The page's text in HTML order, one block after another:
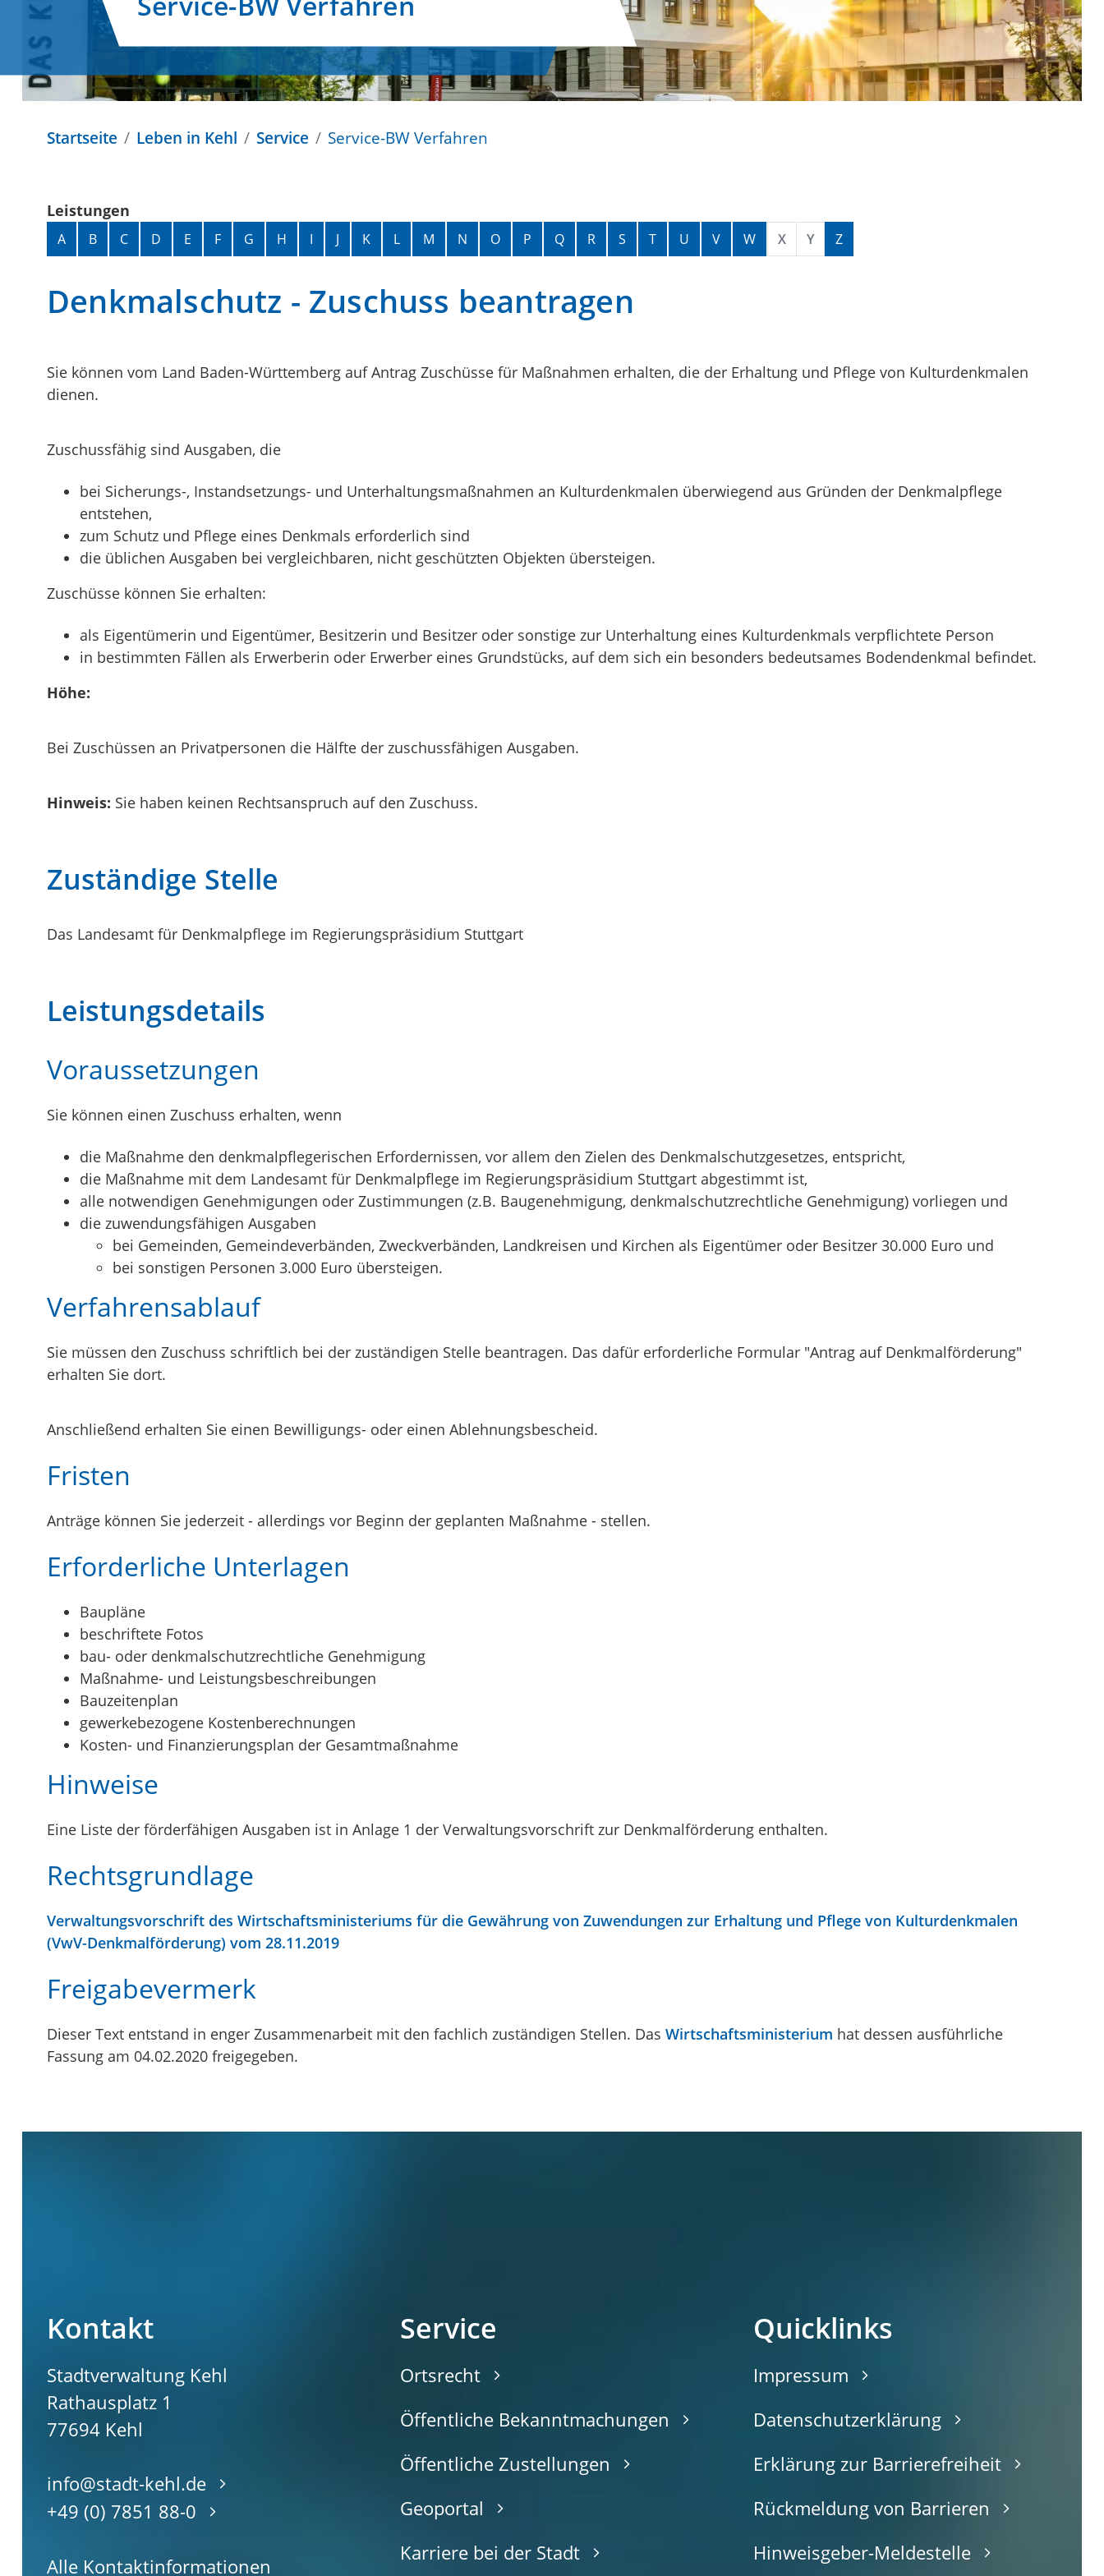
Startseite Leben in Kehl Service Service-BW Verfahren
Leistungen
Alphabetisches Register überspringen
A B C D E F G H I J K L M N O P Q R S T U V W X Y Z
Denkmalschutz - Zuschuss beantragen
Sie können vom Land Baden-Württemberg auf Antrag Zuschüsse für Maßnahmen erhalten, die der Erhaltung und Pflege von Kulturdenkmalen
dienen.
Zuschussfähig sind Ausgaben, die
bei Sicherungs-, Instandsetzungs- und Unterhaltungsmaßnahmen an Kulturdenkmalen überwiegend aus Gründen der Denkmalpflege
entstehen,
zum Schutz und Pflege eines Denkmals erforderlich sind
die üblichen Ausgaben bei vergleichbaren, nicht geschützten Objekten übersteigen.
Zuschüsse können Sie erhalten:
als Eigentümerin und Eigentümer, Besitzerin und Besitzer oder sonstige zur Unterhaltung eines Kulturdenkmals verpflichtete Person
in bestimmten Fällen als Erwerberin oder Erwerber eines Grundstücks, auf dem sich ein besonders bedeutsames Bodendenkmal befindet.
Höhe:
Bei Zuschüssen an Privatpersonen die Hälfte der zuschussfähigen Ausgaben.
Hinweis: Sie haben keinen Rechtsanspruch auf den Zuschuss.
Zuständige Stelle
Das Landesamt für Denkmalpflege im Regierungspräsidium Stuttgart
Leistungsdetails
Voraussetzungen
Sie können einen Zuschuss erhalten, wenn
die Maßnahme den denkmalpflegerischen Erfordernissen, vor allem den Zielen des Denkmalschutzgesetzes, entspricht,
die Maßnahme mit dem Landesamt für Denkmalpflege im Regierungspräsidium Stuttgart abgestimmt ist,
alle notwendigen Genehmigungen oder Zustimmungen (z.B. Baugenehmigung, denkmalschutzrechtliche Genehmigung) vorliegen und
die zuwendungsfähigen Ausgaben
bei Gemeinden, Gemeindeverbänden, Zweckverbänden, Landkreisen und Kirchen als Eigentümer oder Besitzer 30.000 Euro und
bei sonstigen Personen 3.000 Euro übersteigen.
Verfahrensablauf
Sie müssen den Zuschuss schriftlich bei der zuständigen Stelle beantragen. Das dafür erforderliche Formular "Antrag auf Denkmalförderung"
erhalten Sie dort.
Anschließend erhalten Sie einen Bewilligungs- oder einen Ablehnungsbescheid.
Fristen
Anträge können Sie jederzeit - allerdings vor Beginn der geplanten Maßnahme - stellen.
Erforderliche Unterlagen
Baupläne
beschriftete Fotos
bau- oder denkmalschutzrechtliche Genehmigung
Maßnahme- und Leistungsbeschreibungen
Bauzeitenplan
gewerkebezogene Kostenberechnungen
Kosten- und Finanzierungsplan der Gesamtmaßnahme
Hinweise
Eine Liste der förderfähigen Ausgaben ist in Anlage 1 der Verwaltungsvorschrift zur Denkmalförderung enthalten.
Rechtsgrundlage
Verwaltungsvorschrift des Wirtschaftsministeriums für die Gewährung von Zuwendungen zur Erhaltung und Pflege von Kulturdenkmalen
(VwV-Denkmalförderung) vom 28.11.2019
Freigabevermerk
Dieser Text entstand in enger Zusammenarbeit mit den fachlich zuständigen Stellen. Das Wirtschaftsministerium hat dessen ausführliche
Fassung am 04.02.2020 freigegeben.
Kontakt
Stadtverwaltung Kehl
Rathausplatz 1
77694 Kehl
info@stadt-kehl.de
+49 (0) 7851 88-0
Alle Kontaktinformationen
Service
Ortsrecht
Öffentliche Bekanntmachungen
Öffentliche Zustellungen
Geoportal
Karriere bei der Stadt
Quicklinks
Impressum
Datenschutzerklärung
Erklärung zur Barrierefreiheit
Rückmeldung von Barrieren
Hinweisgeber-Meldestelle